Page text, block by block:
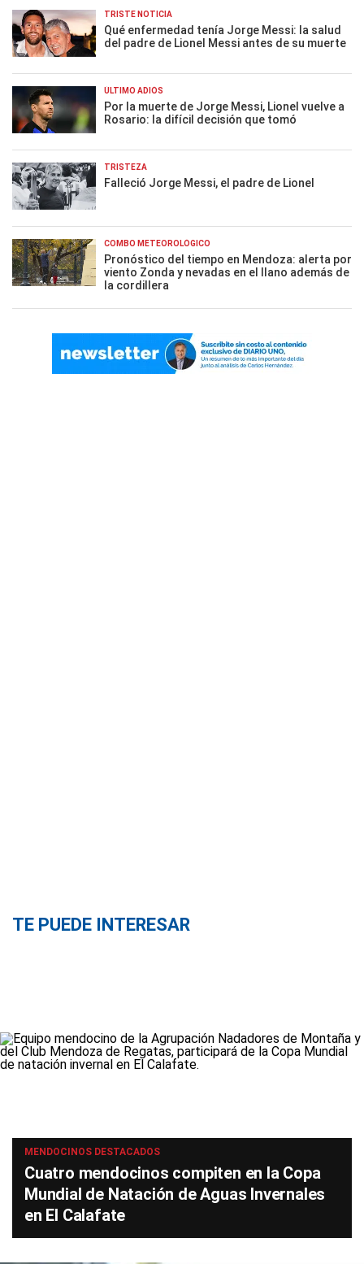
TRISTE NOTICIA
Qué enfermedad tenía Jorge Messi: la salud
del padre de Lionel Messi antes de su muerte
ÚLTIMO ADIÓS
Por la muerte de Jorge Messi, Lionel vuelve a
Rosario: la difícil decisión que tomó
TRISTEZA
Falleció Jorge Messi, el padre de Lionel
COMBO METEOROLÓGICO
Pronóstico del tiempo en Mendoza: alerta por
viento Zonda y nevadas en el llano además de
la cordillera
TE PUEDE INTERESAR
MENDOCINOS DESTACADOS
Cuatro mendocinos compiten en la Copa
Mundial de Natación de Aguas Invernales
en El Calafate